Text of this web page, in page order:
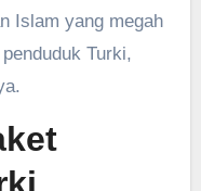
Islam yang megah
Turki,